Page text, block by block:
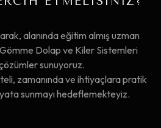
alanında eğitim almış uzman
Dolap ve Kiler Sistemleri
sunuyoruz.
zamanında ve ihtiyaçlara pratik
sunmayı hedeflemekteyiz.